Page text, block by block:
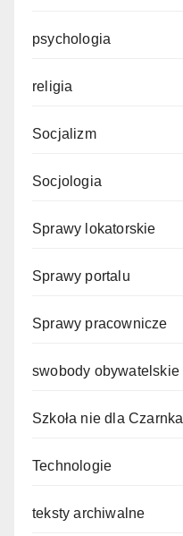
psychologia
religia
Socjalizm
Socjologia
Sprawy lokatorskie
Sprawy portalu
Sprawy pracownicze
swobody obywatelskie
Szkoła nie dla Czarnka
Technologie
teksty archiwalne